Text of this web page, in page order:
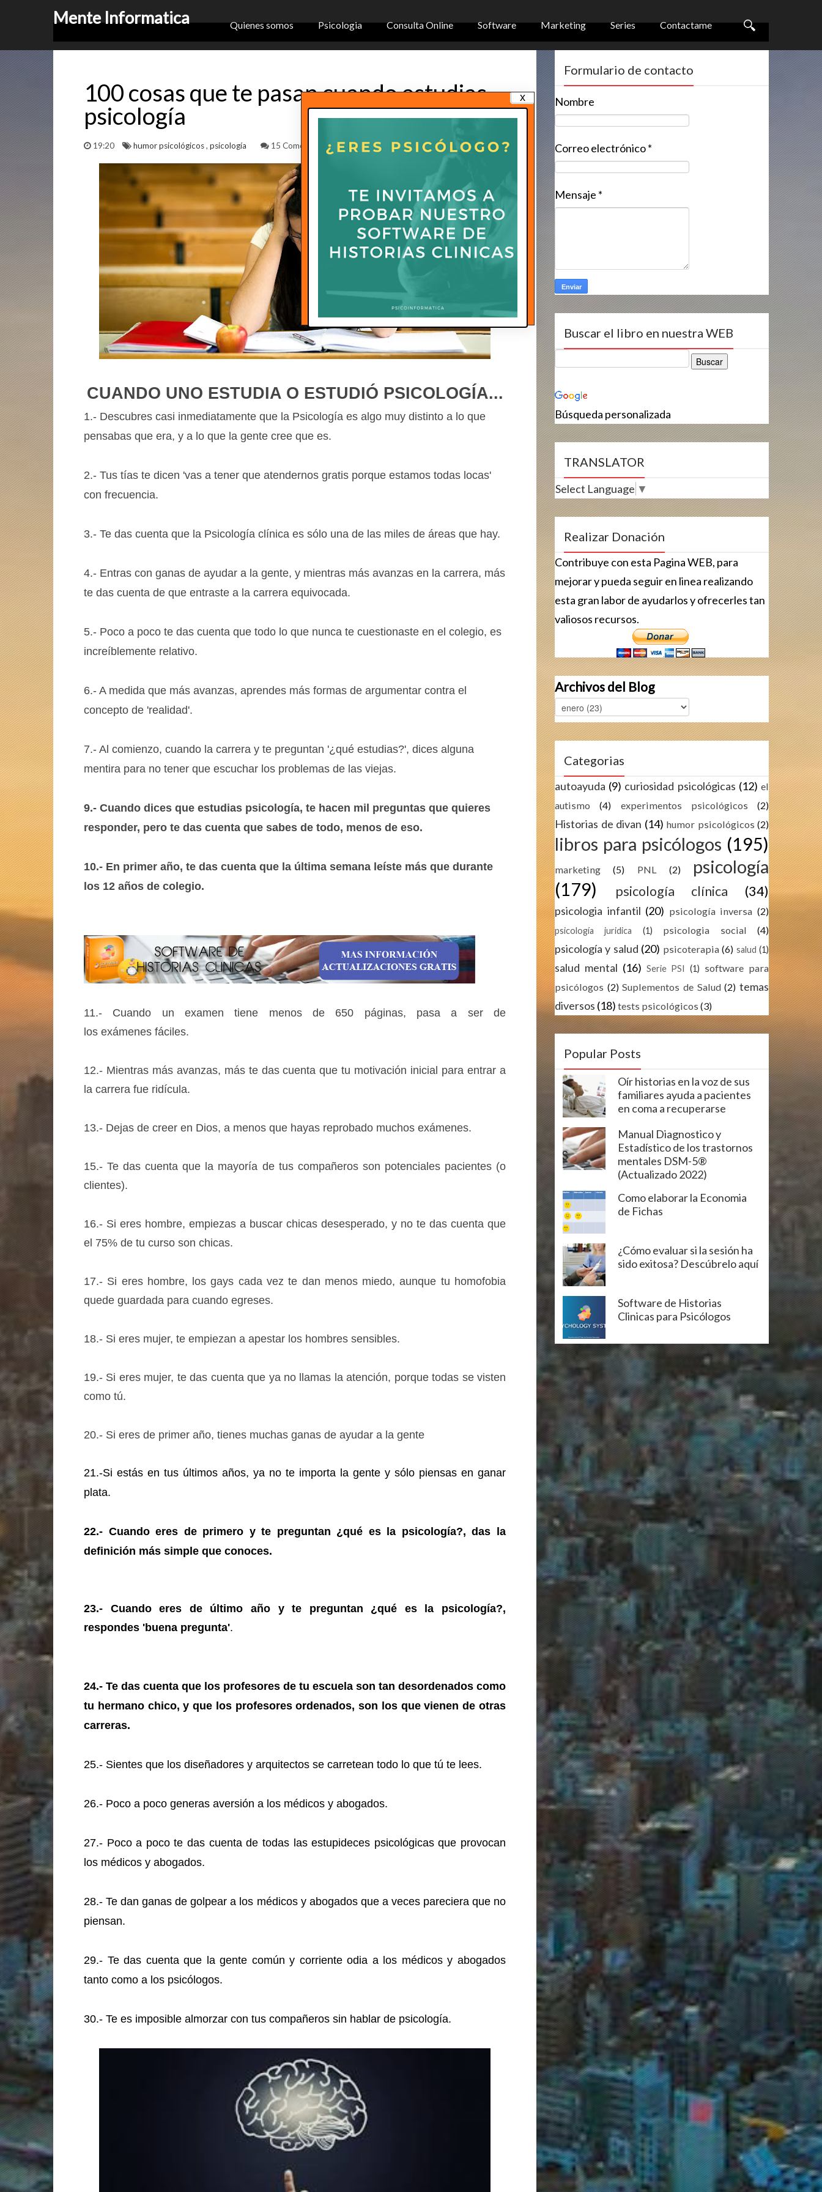
Mente Informatica Quienes somos Psicologia Consulta Online Software Marketing Series Contactame
100 cosas que te pasan cuando estudias
psicología
19:20 humor psicológicos, psicología 15 Comentarios
CUANDO UNO ESTUDIA O ESTUDIÓ PSICOLOGÍA...
1.- Descubres casi inmediatamente que la Psicología es algo muy distinto a lo que
pensabas que era, y a lo que la gente cree que es.
2.- Tus tías te dicen 'vas a tener que atendernos gratis porque estamos todas locas'
con frecuencia.
3.- Te das cuenta que la Psicología clínica es sólo una de las miles de áreas que hay.
4.- Entras con ganas de ayudar a la gente, y mientras más avanzas en la carrera, más
te das cuenta de que entraste a la carrera equivocada.
5.- Poco a poco te das cuenta que todo lo que nunca te cuestionaste en el colegio, es
increíblemente relativo.
6.- A medida que más avanzas, aprendes más formas de argumentar contra el
concepto de 'realidad'.
7.- Al comienzo, cuando la carrera y te preguntan '¿qué estudias?', dices alguna
mentira para no tener que escuchar los problemas de las viejas.
9.- Cuando dices que estudias psicología, te hacen mil preguntas que quieres
responder, pero te das cuenta que sabes de todo, menos de eso.
10.- En primer año, te das cuenta que la última semana leíste más que durante
los 12 años de colegio.
11.- Cuando un examen tiene menos de 650 páginas, pasa a ser de
los exámenes fáciles.
12.- Mientras más avanzas, más te das cuenta que tu motivación inicial para entrar a
la carrera fue ridícula.
13.- Dejas de creer en Dios, a menos que hayas reprobado muchos exámenes.
15.- Te das cuenta que la mayoría de tus compañeros son potenciales pacientes (o
clientes).
16.- Si eres hombre, empiezas a buscar chicas desesperado, y no te das cuenta que
el 75% de tu curso son chicas.
17.- Si eres hombre, los gays cada vez te dan menos miedo, aunque tu homofobia
quede guardada para cuando egreses.
18.- Si eres mujer, te empiezan a apestar los hombres sensibles.
19.- Si eres mujer, te das cuenta que ya no llamas la atención, porque todas se visten
como tú.
20.- Si eres de primer año, tienes muchas ganas de ayudar a la gente
21.-Si estás en tus últimos años, ya no te importa la gente y sólo piensas en ganar
plata.
22.- Cuando eres de primero y te preguntan ¿qué es la psicología?, das la
definición más simple que conoces.
23.- Cuando eres de último año y te preguntan ¿qué es la psicología?,
respondes 'buena pregunta'.
24.- Te das cuenta que los profesores de tu escuela son tan desordenados como
tu hermano chico, y que los profesores ordenados, son los que vienen de otras
carreras.
25.- Sientes que los diseñadores y arquitectos se carretean todo lo que tú te lees.
26.- Poco a poco generas aversión a los médicos y abogados.
27.- Poco a poco te das cuenta de todas las estupideces psicológicas que provocan
los médicos y abogados.
28.- Te dan ganas de golpear a los médicos y abogados que a veces pareciera que no
piensan.
29.- Te das cuenta que la gente común y corriente odia a los médicos y abogados
tanto como a los psicólogos.
30.- Te es imposible almorzar con tus compañeros sin hablar de psicología.
Formulario de contacto
Nombre
Correo electrónico*
Mensaje *
Buscar el libro en nuestra WEB
Búsqueda personalizada
TRANSLATOR
Select Language ▼
x
Realizar Donación
Contribuye con esta Pagina WEB, para
mejorar y pueda seguir en linea realizando
esta gran labor de ayudarlos y ofrecerles tan
valiosos recursos.
Archivos del Blog
Categorias
autoayuda (9) curiosidad psicológicas (12) el
autismo
(4) experimentos psicológicos (2)
Historias de divan (14) humor psicológicos (2)
libros para psicólogos (195)
marketing (5) PNL (2)
psicología
(179)
psicología clínica (34)
psicologia infantil (20) psicología inversa (2)
psicología juridica (1) psicologia social (4)
psicología y salud (20) psicoterapia (6) salud (1)
salud mental (16) Serie PSI (1) software para
psicólogos (2) Suplementos de Salud (2) temas
diversos (18) tests psicológicos (3)
Popular Posts
Oír historias en la voz de sus
familiares ayuda a pacientes
en coma a recuperarse
Manual Diagnostico y
Estadístico de los trastornos
mentales DSM-5®
(Actualizado 2022)
Como elaborar la Economia
de Fichas
¿Cómo evaluar si la sesión ha
sido exitosa? Descúbrelo aquí
Software de Historias
Clinicas para Psicólogos